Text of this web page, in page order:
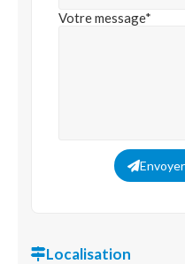
Votre message*
Localisation